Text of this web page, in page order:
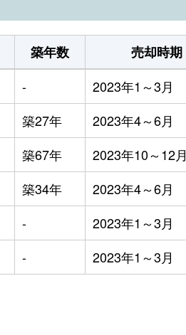
築年数
売却時期
-
2023年1～3月
築27年
2023年4～6月
築67年
2023年10～12月
築34年
2023年4～6月
-
2023年1～3月
- 2023年1～3月